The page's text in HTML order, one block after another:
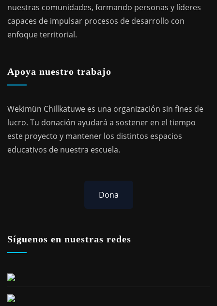
nuestras comunidades, formando personas y líderes
capaces de impulsar procesos de desarrollo con
enfoque territorial.
Apoya nuestro trabajo
Wekimün Chillkatuwe es una organización sin fines de
lucro. Tu donación ayudará a sostener en el tiempo
este proyecto y mantener los distintos espacios
educativos de nuestra escuela.
Dona
Síguenos en nuestras redes